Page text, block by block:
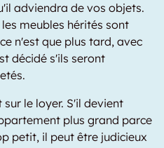
adviendra de vos objets.
meubles hérités sont
n'est que plus tard, avec
décidé s'ils seront
le loyer. S'il devient
plus grand parce
petit, il peut être judicieux